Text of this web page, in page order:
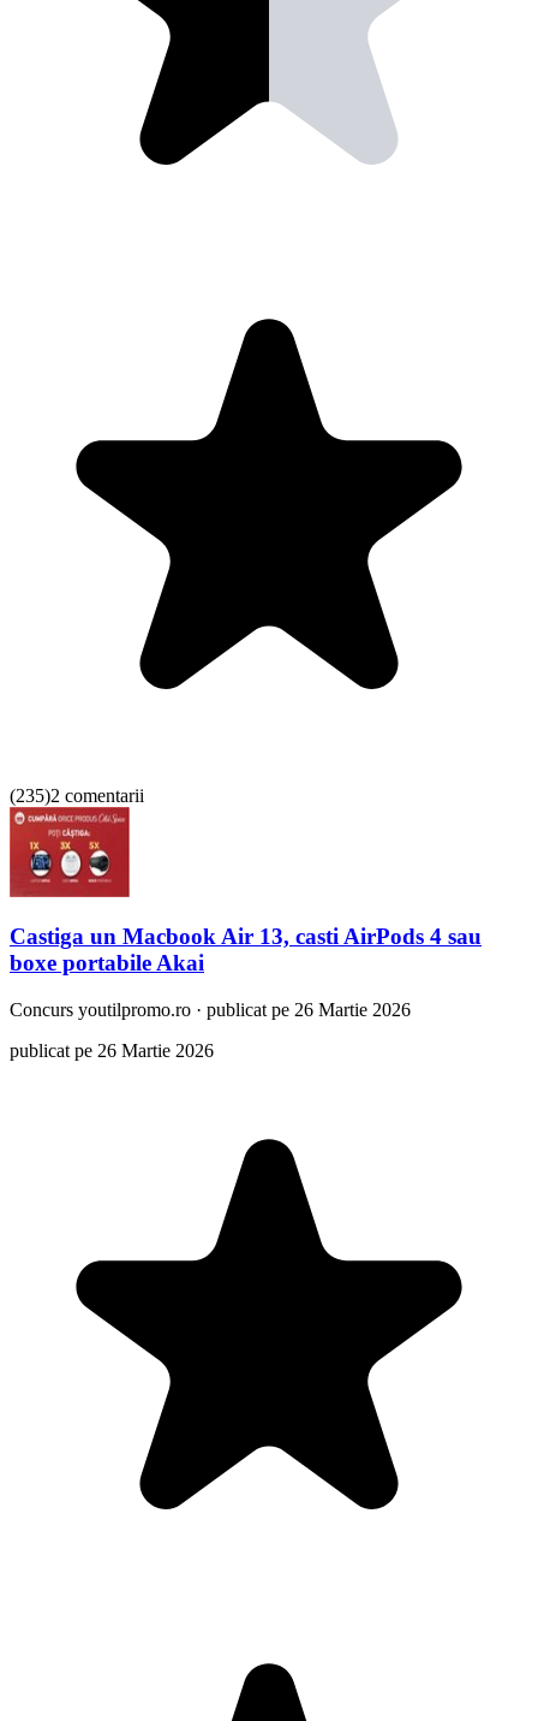
(235)2 comentarii
Castiga un Macbook Air 13, casti AirPods 4 sau
boxe portabile Akai
Concurs youtilpromo.ro · publicat pe 26 Martie 2026
publicat pe 26 Martie 2026